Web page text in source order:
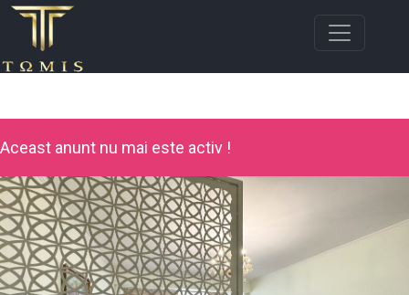
Aceast anunt nu mai este activ !